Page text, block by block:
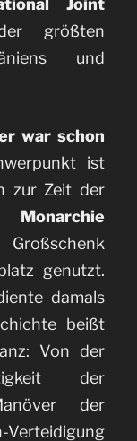
Joint
größten
und
war schon
ist
zur Zeit der
Monarchie
genutzt.
damals
beißt
Von der
der
der